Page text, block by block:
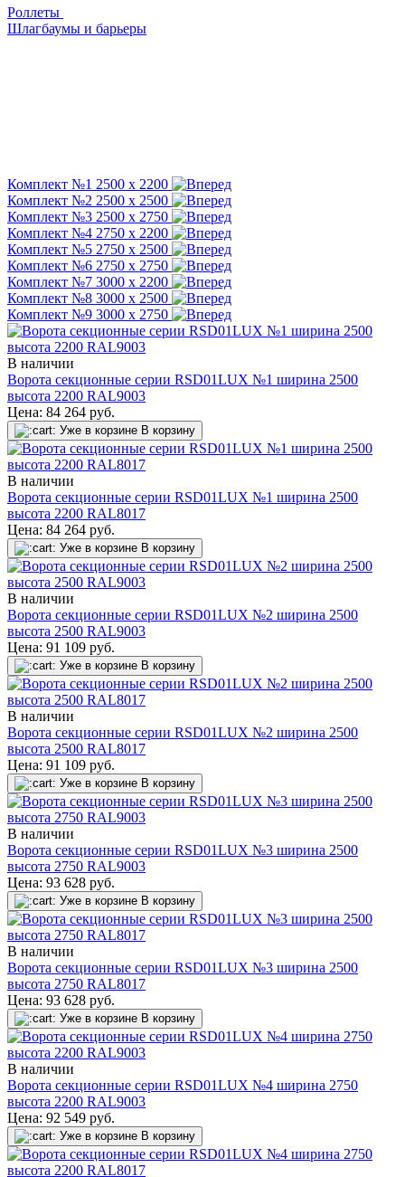
Роллеты
Шлагбаумы и барьеры
Комплект №1 2500 х 2200
Комплект №2 2500 х 2500
Комплект №3 2500 х 2750
Комплект №4 2750 х 2200
Комплект №5 2750 х 2500
Комплект №6 2750 х 2750
Комплект №7 3000 х 2200
Комплект №8 3000 х 2500
Комплект №9 3000 х 2750
В наличии
Ворота секционные серии RSD01LUX №1 ширина 2500
высота 2200 RAL9003
Цена: 84 264 руб.
Уже в корзине В корзину
В наличии
Ворота секционные серии RSD01LUX №1 ширина 2500
высота 2200 RAL8017
Цена: 84 264 руб.
Уже в корзине В корзину
В наличии
Ворота секционные серии RSD01LUX №2 ширина 2500
высота 2500 RAL9003
Цена: 91 109 руб.
Уже в корзине В корзину
В наличии
Ворота секционные серии RSD01LUX №2 ширина 2500
высота 2500 RAL8017
Цена: 91 109 руб.
Уже в корзине В корзину
В наличии
Ворота секционные серии RSD01LUX №3 ширина 2500
высота 2750 RAL9003
Цена: 93 628 руб.
Уже в корзине В корзину
В наличии
Ворота секционные серии RSD01LUX №3 ширина 2500
высота 2750 RAL8017
Цена: 93 628 руб.
Уже в корзине В корзину
В наличии
Ворота секционные серии RSD01LUX №4 ширина 2750
высота 2200 RAL9003
Цена: 92 549 руб.
Уже в корзине В корзину